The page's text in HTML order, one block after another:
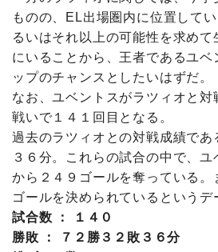
ものの、EL出場圏内に位置して
るいはそれ以上の可能性を求めて
にいることから、王者であるユベ
ップのチャンスとしたいはずだ。
なお、ユベントスがラツィオと対
戦いで１４１回目となる。
過去のラツィオとの対戦成績であ
３６分。これらの試合の中で、
から２４９ゴールを奪っている。
ゴールを決められているというデ
試合数 ： １４０
勝敗 ： ７２勝３２敗３６分